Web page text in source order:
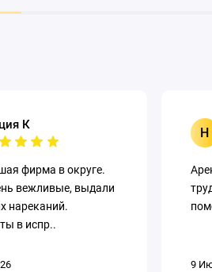
К
фирма в округе.
вежливые, выдали
нареканий.
в испр..
Н
9